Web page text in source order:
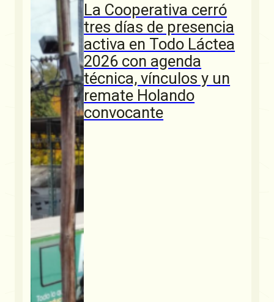
La Cooperativa cerró
tres días de presencia
activa en Todo Láctea
2026 con agenda
técnica, vínculos y un
remate Holando
convocante